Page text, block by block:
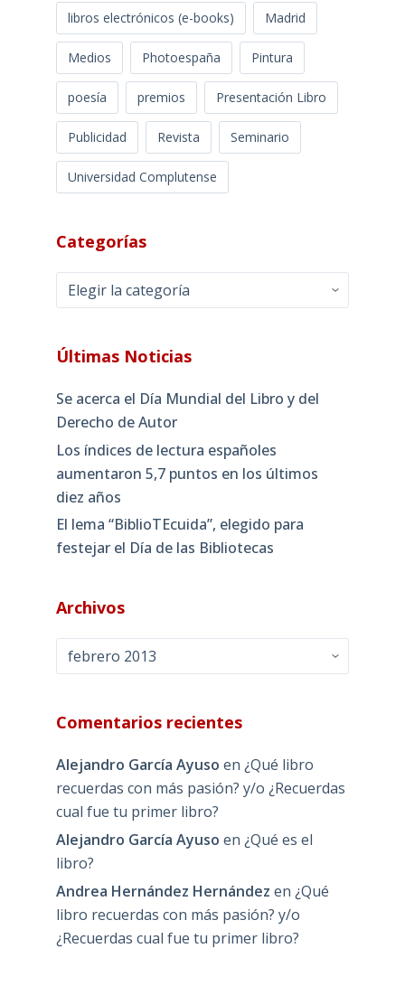
libros electrónicos (e-books) Madrid
Medios Photoespaña Pintura
poesía premios Presentación Libro
Publicidad Revista Seminario
Universidad Complutense
Categorías
Categorías
Últimas Noticias
Se acerca el Día Mundial del Libro y del
Derecho de Autor
Los índices de lectura españoles
aumentaron 5,7 puntos en los últimos
diez años
El lema “BiblioTEcuida”, elegido para
festejar el Día de las Bibliotecas
Archivos
Archivos
Comentarios recientes
Alejandro García Ayuso en ¿Qué libro
recuerdas con más pasión? y/o ¿Recuerdas
cual fue tu primer libro?
Alejandro García Ayuso en ¿Qué es el
libro?
Andrea Hernández Hernández en ¿Qué
libro recuerdas con más pasión? y/o
¿Recuerdas cual fue tu primer libro?